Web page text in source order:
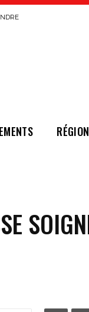
RÉGION